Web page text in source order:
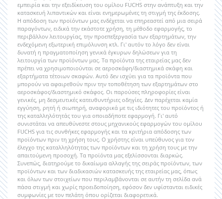
εμπειρία και την εξειδίκευση του ομίλου FUCHS στην ανάπτυξη και την
κατασκευή λιπαντικών και είναι ενημερωμένες τη στιγμή της έκδοσης.
Η απόδοση των προϊόντων μας ενδέχεται να επηρεαστεί από μια σειρά
παραγόντων, ειδικά την εκάστοτε χρήση, τη μέθοδο εφαρμογής, το
περιβάλλον λειτουργίας, την προεπεξεργασία των εξαρτημάτων, την
ενδεχόμενη εξωτερική επιμόλυνση κτλ. Γι' αυτόν το λόγο δεν είναι
δυνατή η πραγματοποίηση γενικά έγκυρων δηλώσεων για τη
λειτουργία των προϊόντων μας. Τα προϊόντα της εταιρείας μας δεν
πρέπει να χρησιμοποιούνται σε αεροσκάφη/διαστημικά σκάφη και
εξαρτήματα τέτοιων σκαφών. Αυτό δεν ισχύει για τα προϊόντα που
μπορούν να αφαιρεθούν πριν την τοποθέτηση των εξαρτημάτων στο
αεροσκάφος/διαστημικό σκάφος. Οι παρούσες πληροφορίες είναι
γενικές, μη δεσμευτικές κατευθυντήριες οδηγίες. Δεν παρέχεται καμία
εγγύηση, ρητή ή σιωπηρή, αναφορικά με τις ιδιότητες του προϊόντος ή
της καταλληλότητάς του για οποιαδήποτε εφαρμογή. Γι' αυτό
συνιστάται να απευθύνεστε στους μηχανικούς εφαρμογών του ομίλου
FUCHS για τις συνθήκες εφαρμογής και τα κριτήρια απόδοσης των
προϊόντων πριν τη χρήση τους. Ο χρήστης είναι υπεύθυνος για τον
έλεγχο της καταλληλότητας των προϊόντων και τη χρήση τους με την
απαιτούμενη προσοχή. Τα προϊόντα μας εξελίσσονται διαρκώς.
Συνεπώς, διατηρούμε το δικαίωμα αλλαγής της σειράς προϊόντων, των
προϊόντων και των διαδικασιών κατασκευής της εταιρείας μας, όπως
και όλων των στοιχείων που περιλαμβάνονται σε αυτήν τη σελίδα ανά
πάσα στιγμή και χωρίς προειδοποίηση, εφόσον δεν υφίστανται ειδικές
συμφωνίες με τον πελάτη όπου ορίζεται διαφορετικά.